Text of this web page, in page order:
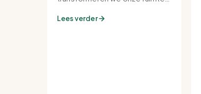
buurt.
Lees verder